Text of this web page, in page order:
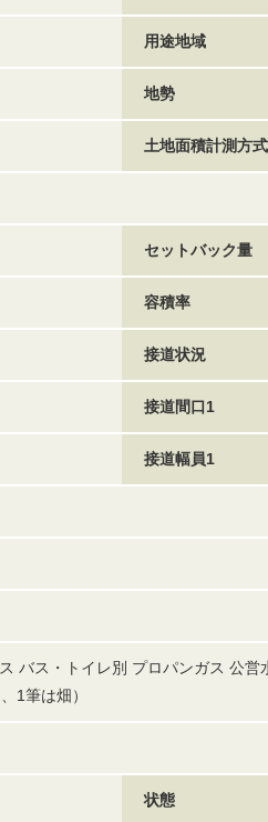
用途地域
地勢
土地面積計測方式
セットバック量
容積率
接道状況
接道間口1
接道幅員1
バス・トイレ別 プロパンガス 公
1筆は畑）
状態